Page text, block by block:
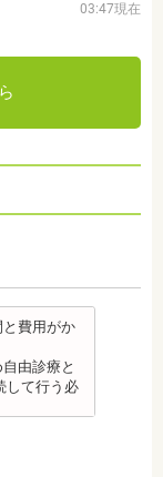
03:47現在
費用がか
由診療と
して行う必